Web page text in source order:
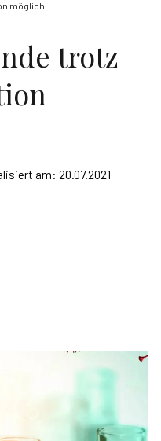
möglich
trotz
am: 20.07.2021